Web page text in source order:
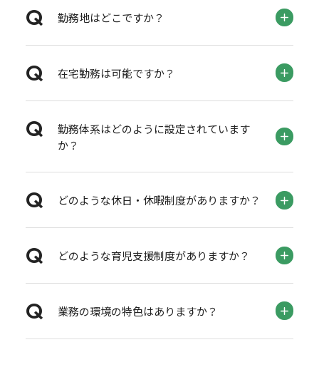
勤務地はどこですか？
在宅勤務は可能ですか？
勤務体系はどのように設定されています
か？
どのような休日・休暇制度がありますか？
どのような育児支援制度がありますか？
業務の環境の特色はありますか？